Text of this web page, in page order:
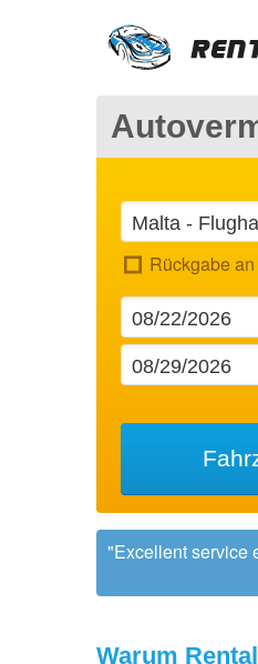
Rückgabe
Excellent service
Warum